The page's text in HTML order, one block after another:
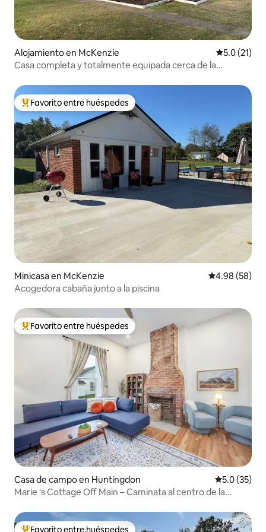
Alojamiento en McKenzie Calificación
5.0 (21)
Casa completa y totalmente equipada cerca de la
Favorito entre huéspedes preferido
Favorito entre huéspedes
Minicasa en McKenzie Calificación
4.98 (58)
Acogedora cabaña junto a la piscina
Favorito entre huéspedes preferido
Favorito entre huéspedes
Casa de campo en Huntingdon Calificación
5.0 (35)
Marie 's Cottage Off Main – Caminata al centro de la
Favorito entre huéspedes